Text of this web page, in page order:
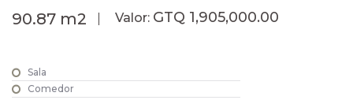
90.87 m2 Valor: GTQ 1,905,000.00
Sala
Comedor